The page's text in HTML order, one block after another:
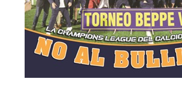
SPORT IN ORO DEL 25 MAGGIO 2026